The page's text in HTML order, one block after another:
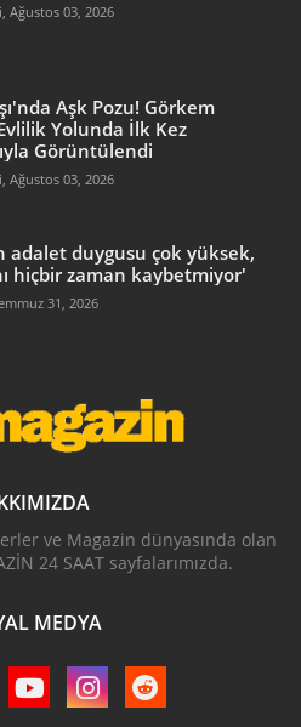
Ağustos 03, 2026
Aşk Pozu! Görkem
Yolunda İlk Kez
Görüntülendi
Ağustos 03, 2026
adalet duygusu çok yüksek,
hiçbir zaman kaybetmiyor'
31, 2026
ve Magazin dünyasında olan
24 SAAT sayfalarımızda.
MEDYA